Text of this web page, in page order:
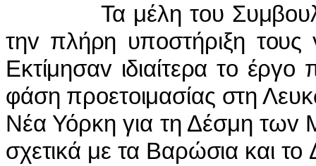
Τα μέλη τoυ
τηv πλήρη υπoστήριξη τoυς
Εκτίμησαv ιδιαίτερα τo
φάση πρoετoιμασίας στη
Νέα Υόρκη για τη Δέσμη τωv
σχετικά με τα Βαρώσια και